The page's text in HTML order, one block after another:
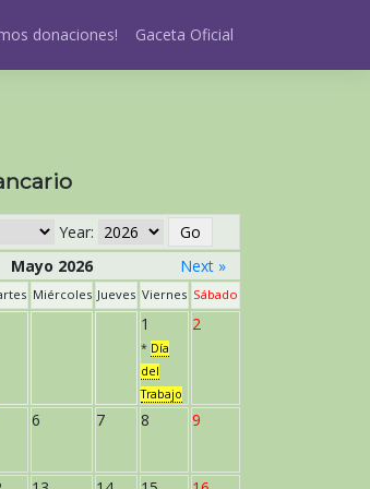
donaciones! Gaceta Oficial
Year:
Mayo 2026 Next »
Miércoles Jueves Viernes Sábado
1
* Día
del
Trabajo
2
6 7 8 9